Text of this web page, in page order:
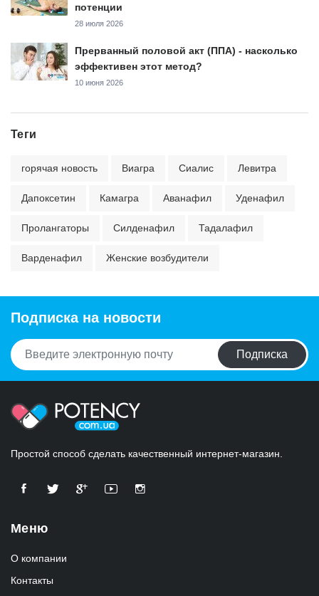
потенции
28 июля 2026
Прерванный половой акт (ППА) - насколько
эффективен этот метод?
10 июня 2026
Теги
горячая новость Виагра Сиалис Левитра
Дапоксетин Камагра Аванафил Уденафил
Пролангаторы Силденафил Тадалафил
Варденафил Женские возбудители
Подписка на новости
Подписка
Простой способ сделать качественный интернет-магазин.
Меню
О компании
Контакты